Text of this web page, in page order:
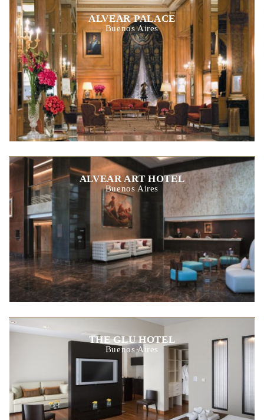
ALVEAR PALACE
Buenos Aires
ALVEAR ART HOTEL
Buenos Aires
THE GLU HOTEL
Buenos Aires